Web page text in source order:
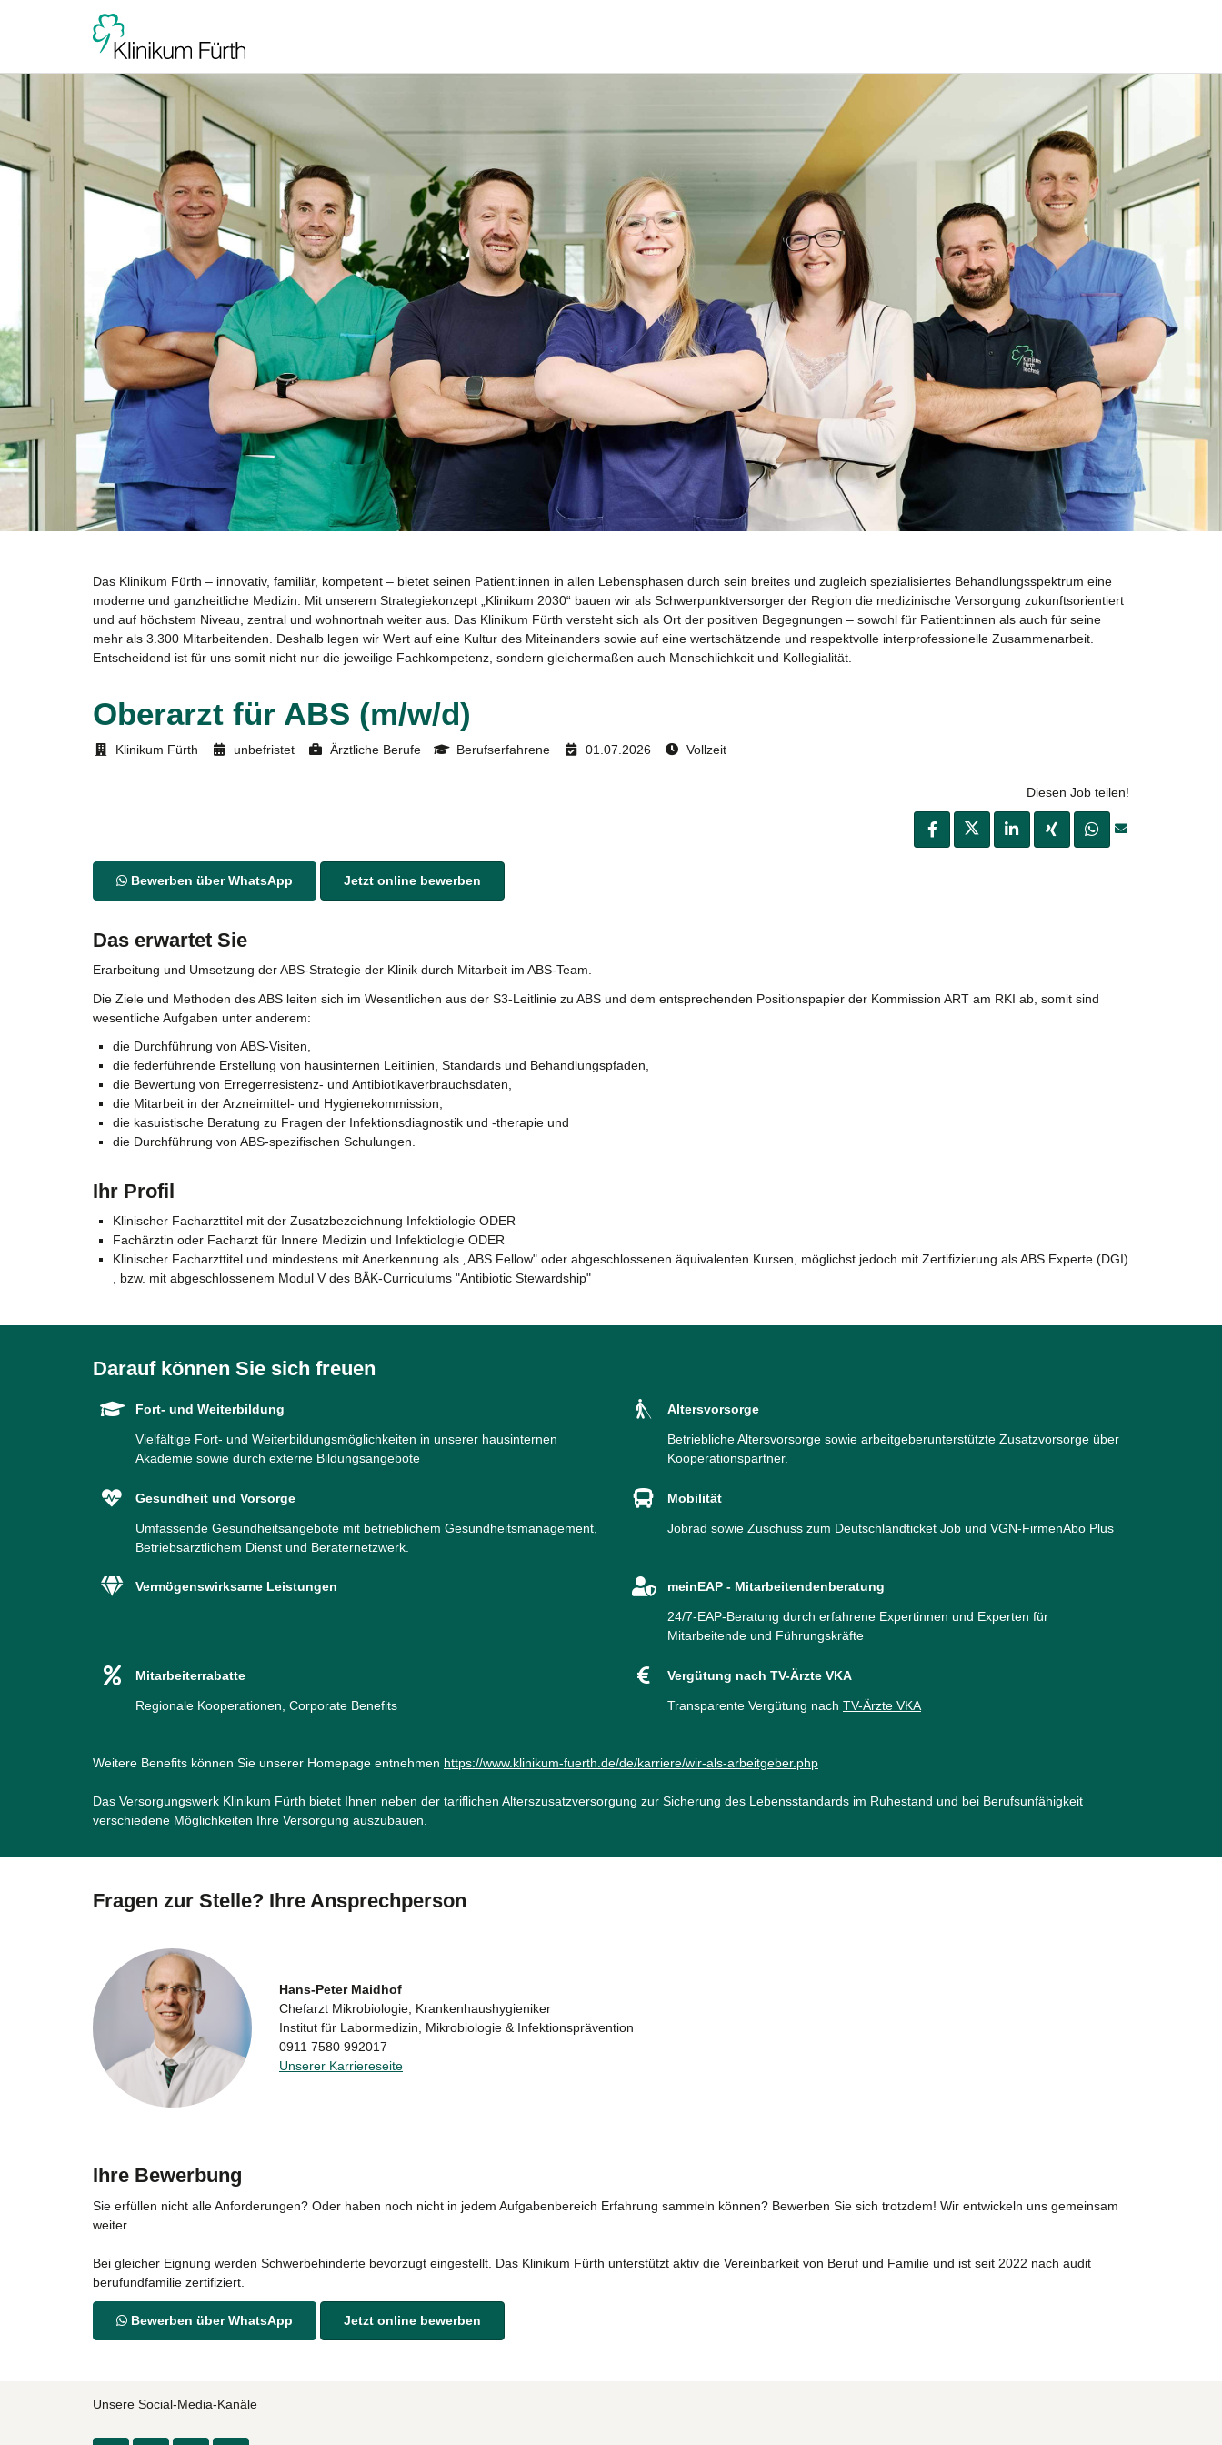
Oberarzt für ABS (m/w/d)
Klinikum Fürth unbefristet Ärztliche Berufe Berufserfahrene 01.07.2026 Vollzeit
Diesen Job teilen!
Bewerben über WhatsApp Jetzt online bewerben
Das Klinikum Fürth – innovativ, familiär, kompetent – bietet seinen Patient:innen in allen Lebensphasen durch sein breites und zugleich spezialisiertes Behandlungsspektrum eine
moderne und ganzheitliche Medizin. Mit unserem Strategiekonzept „Klinikum 2030“ bauen wir als Schwerpunktversorger der Region die medizinische Versorgung zukunftsorientiert
und auf höchstem Niveau, zentral und wohnortnah weiter aus. Das Klinikum Fürth versteht sich als Ort der positiven Begegnungen – sowohl für Patient:innen als auch für seine
mehr als 3.300 Mitarbeitenden. Deshalb legen wir Wert auf eine Kultur des Miteinanders sowie auf eine wertschätzende und respektvolle interprofessionelle Zusammenarbeit.
Entscheidend ist für uns somit nicht nur die jeweilige Fachkompetenz, sondern gleichermaßen auch Menschlichkeit und Kollegialität.
Das erwartet Sie
Erarbeitung und Umsetzung der ABS-Strategie der Klinik durch Mitarbeit im ABS-Team.
Die Ziele und Methoden des ABS leiten sich im Wesentlichen aus der S3-Leitlinie zu ABS und dem entsprechenden Positionspapier der Kommission ART am RKI ab, somit sind
wesentliche Aufgaben unter anderem:
die Durchführung von ABS-Visiten,
die federführende Erstellung von hausinternen Leitlinien, Standards und Behandlungspfaden,
die Bewertung von Erregerresistenz- und Antibiotikaverbrauchsdaten,
die Mitarbeit in der Arzneimittel- und Hygienekommission,
die kasuistische Beratung zu Fragen der Infektionsdiagnostik und -therapie und
die Durchführung von ABS-spezifischen Schulungen.
Ihr Profil
Klinischer Facharzttitel mit der Zusatzbezeichnung Infektiologie ODER
Fachärztin oder Facharzt für Innere Medizin und Infektiologie ODER
Klinischer Facharzttitel und mindestens mit Anerkennung als „ABS Fellow" oder abgeschlossenen äquivalenten Kursen, möglichst jedoch mit Zertifizierung als ABS Experte (DGI)
, bzw. mit abgeschlossenem Modul V des BÄK-Curriculums "Antibiotic Stewardship"
Darauf können Sie sich freuen
Fort- und Weiterbildung
Vielfältige Fort- und Weiterbildungsmöglichkeiten in unserer hausinternen
Akademie sowie durch externe Bildungsangebote
Altersvorsorge
Betriebliche Altersvorsorge sowie arbeitgeberunterstützte Zusatzvorsorge über
Kooperationspartner.
Gesundheit und Vorsorge
Umfassende Gesundheitsangebote mit betrieblichem Gesundheitsmanagement,
Betriebsärztlichem Dienst und Beraternetzwerk.
Mobilität
Jobrad sowie Zuschuss zum Deutschlandticket Job und VGN-FirmenAbo Plus
Vermögenswirksame Leistungen meinEAP - Mitarbeitendenberatung
24/7-EAP-Beratung durch erfahrene Expertinnen und Experten für
Mitarbeitende und Führungskräfte
Mitarbeiterrabatte
Regionale Kooperationen, Corporate Benefits
Vergütung nach TV-Ärzte VKA
Transparente Vergütung nach TV-Ärzte VKA
Weitere Benefits können Sie unserer Homepage entnehmen https://www.klinikum-fuerth.de/de/karriere/wir-als-arbeitgeber.php
Das Versorgungswerk Klinikum Fürth bietet Ihnen neben der tariflichen Alterszusatzversorgung zur Sicherung des Lebensstandards im Ruhestand und bei Berufsunfähigkeit
verschiedene Möglichkeiten Ihre Versorgung auszubauen.
Fragen zur Stelle? Ihre Ansprechperson
Hans-Peter Maidhof
Chefarzt Mikrobiologie, Krankenhaushygieniker
Institut für Labormedizin, Mikrobiologie & Infektionsprävention
0911 7580 992017
Unserer Karriereseite
Ihre Bewerbung
Sie erfüllen nicht alle Anforderungen? Oder haben noch nicht in jedem Aufgabenbereich Erfahrung sammeln können? Bewerben Sie sich trotzdem! Wir entwickeln uns gemeinsam
weiter.
Bei gleicher Eignung werden Schwerbehinderte bevorzugt eingestellt. Das Klinikum Fürth unterstützt aktiv die Vereinbarkeit von Beruf und Familie und ist seit 2022 nach audit
berufundfamilie zertifiziert.
Bewerben über WhatsApp Jetzt online bewerben
Unsere Social-Media-Kanäle